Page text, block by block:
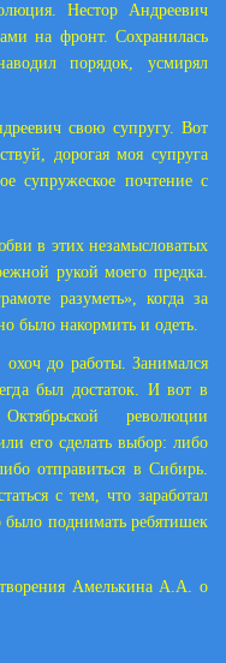
Нестор Андреевич
на фронт. Сохранилась
порядок, усмирял
свою супругу. Вот
дорогая моя супруга
супружеское почтение с
в этих незамысловатых
рукой моего предка.
разуметь», когда за
было накормить и одеть.
до работы. Занимался
был достаток. И вот в
революции
его сделать выбор: либо
отправиться в Сибирь.
с тем, что заработал
поднимать ребятишек
Амелькина А.А. о